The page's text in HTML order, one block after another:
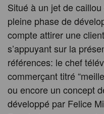
Situé à un jet de
pleine phase de
compte attirer une
s’appuyant sur la
références: le chef
commerçant titré
ou encore un concept
développé par Felice